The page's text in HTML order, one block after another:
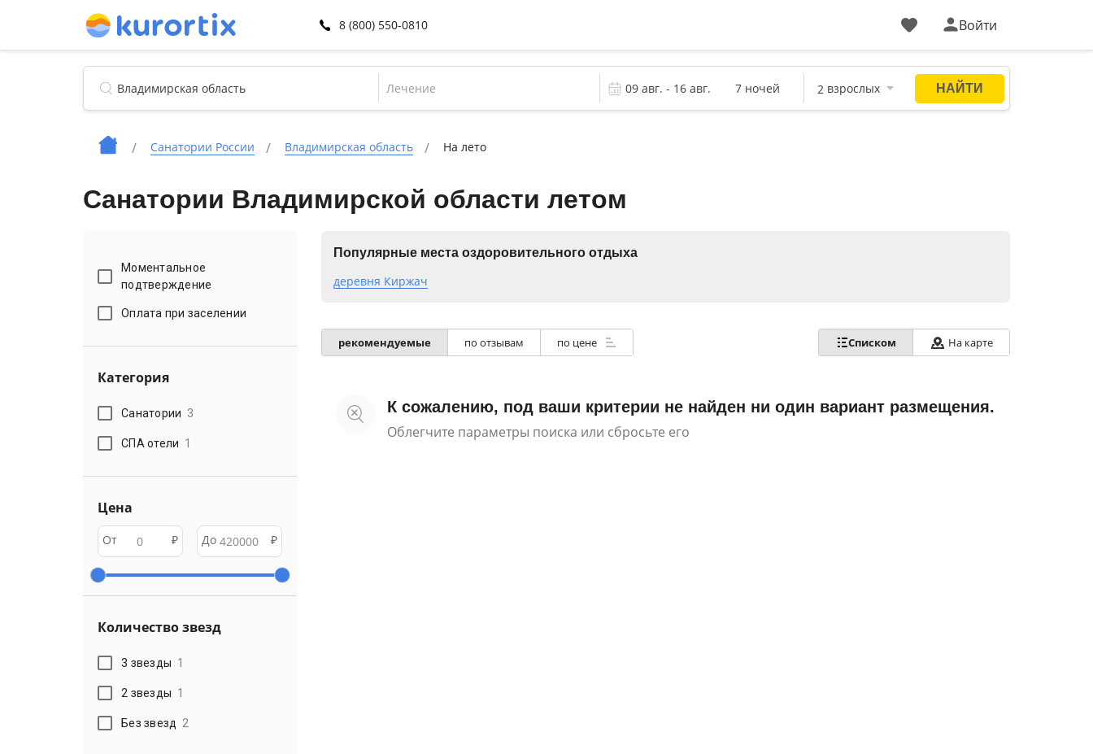
8 (800) 550-0810 Войти
Лечение
Санатории России Владимирская область На лето
Санатории Владимирской области летом
Моментальное
подтверждение
Оплата при заселении
Категория
Санатории 3
СПА отели 1
Цена
От ₽ До ₽
Количество звезд
3 звезды 1
2 звезды 1
Без звезд 2
Популярные места оздоровительного отдыха
деревня Киржач
рекомендуемые по отзывам по цене Списком На карте
К сожалению, под ваши критерии не найден ни один вариант размещения.
Облегчите параметры поиска или сбросьте его